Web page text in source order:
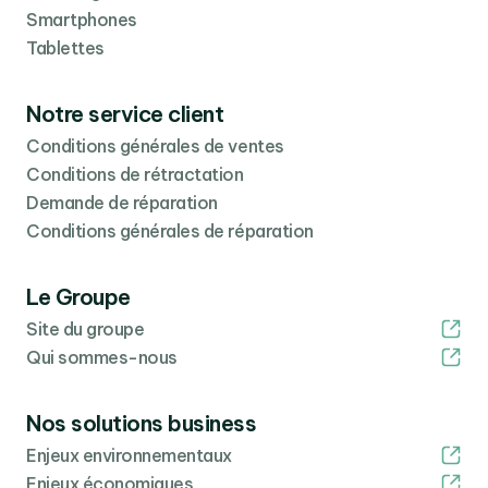
Smartphones
Tablettes
Notre service client
Conditions générales de ventes
Conditions de rétractation
Demande de réparation
Conditions générales de réparation
Le Groupe
Site du groupe
Qui sommes-nous
Nos solutions business
Enjeux environnementaux
Enjeux économiques